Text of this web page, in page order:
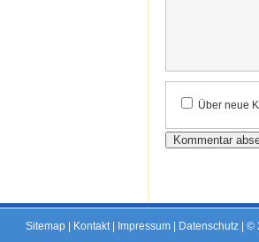
Über neue
Sitemap | Kontakt | Impressum | Datenschutz | ©